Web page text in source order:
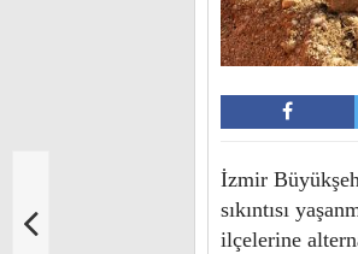
İzmir
sıkıntısı
ilçelerine